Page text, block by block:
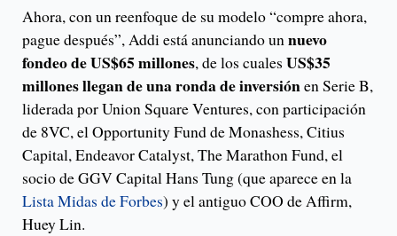
Ahora, con un reenfoque de su modelo “compre ahora,
pague después”, Addi está anunciando unnuevo
fondeo de US$65 millones, de los cuales US$35
millones llegan de una ronda de inversiónen Serie B,
liderada por Union Square Ventures, con participación
de 8VC, el Opportunity Fund de Monashess, Citius
Capital, Endeavor Catalyst, The Marathon Fund, el
socio de GGV Capital Hans Tung (que aparece en la
Lista Midas de Forbes) y el antiguo COO de Affirm,
Huey Lin.